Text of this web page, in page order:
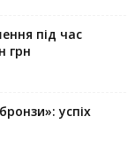
під час
грн
успіх